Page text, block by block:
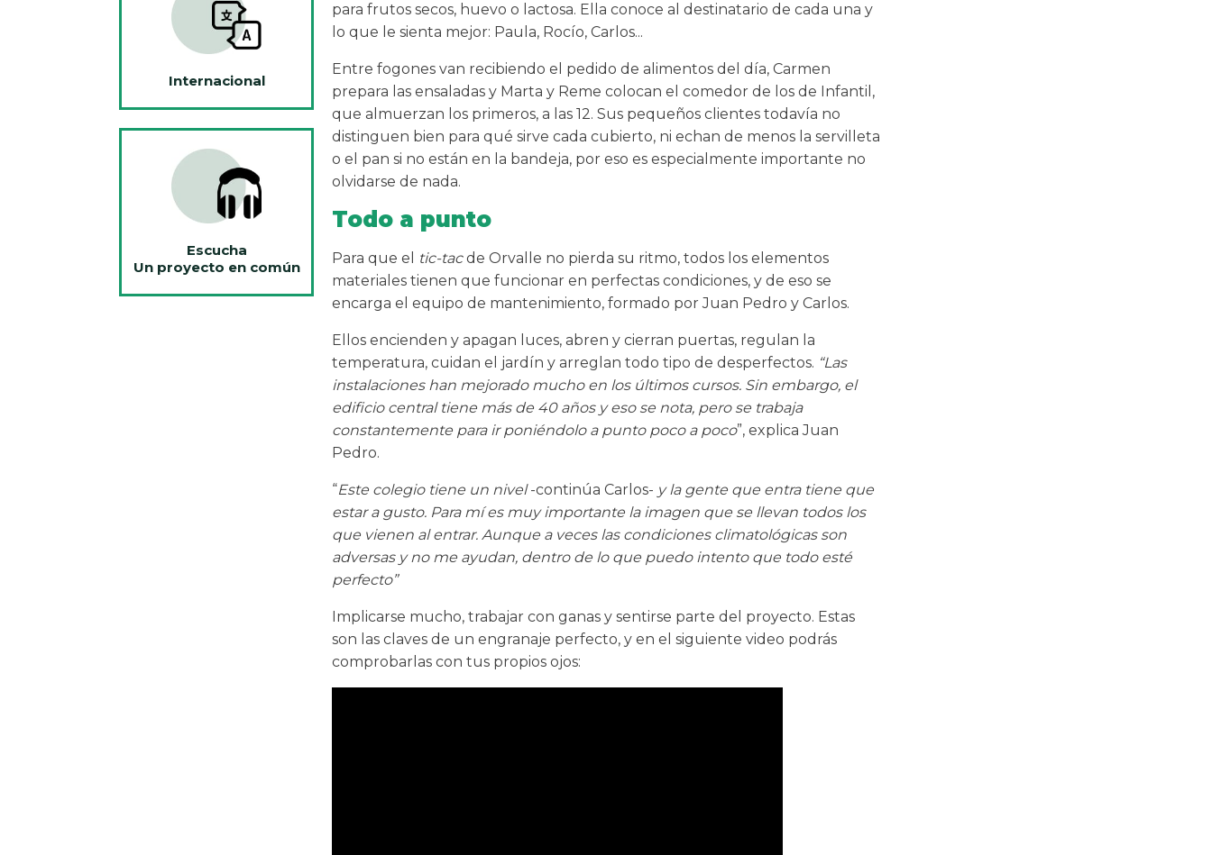
Internacional
Escucha
Un proyecto en común
para frutos secos, huevo o lactosa. Ella conoce al destinatario de cada una y
lo que le sienta mejor: Paula, Rocío, Carlos...
Entre fogones van recibiendo el pedido de alimentos del día, Carmen
prepara las ensaladas y Marta y Reme colocan el comedor de los de Infantil,
que almuerzan los primeros, a las 12. Sus pequeños clientes todavía no
distinguen bien para qué sirve cada cubierto, ni echan de menos la servilleta
o el pan si no están en la bandeja, por eso es especialmente importante no
olvidarse de nada.
Todo a punto
Para que el tic-tacde Orvalle no pierda su ritmo, todos los elementos
materiales tienen que funcionar en perfectas condiciones, y de eso se
encarga el equipo de mantenimiento, formado por Juan Pedro y Carlos.
Ellos encienden y apagan luces, abren y cierran puertas, regulan la
temperatura, cuidan el jardín y arreglan todo tipo de desperfectos. “Las
instalaciones han mejorado mucho en los últimos cursos. Sin embargo, el
edificio central tiene más de 40 años y eso se nota, pero se trabaja
constantemente para ir poniéndolo a punto poco a poco”, explica Juan
Pedro.
“Este colegio tiene un nivel-continúa Carlos- y la gente que entra tiene que
estar a gusto. Para mí es muy importante la imagen que se llevan todos los
que vienen al entrar. Aunque a veces las condiciones climatológicas son
adversas y no me ayudan, dentro de lo que puedo intento que todo esté
perfecto”
Implicarse mucho, trabajar con ganas y sentirse parte del proyecto. Estas
son las claves de un engranaje perfecto, y en el siguiente video podrás
comprobarlas con tus propios ojos: